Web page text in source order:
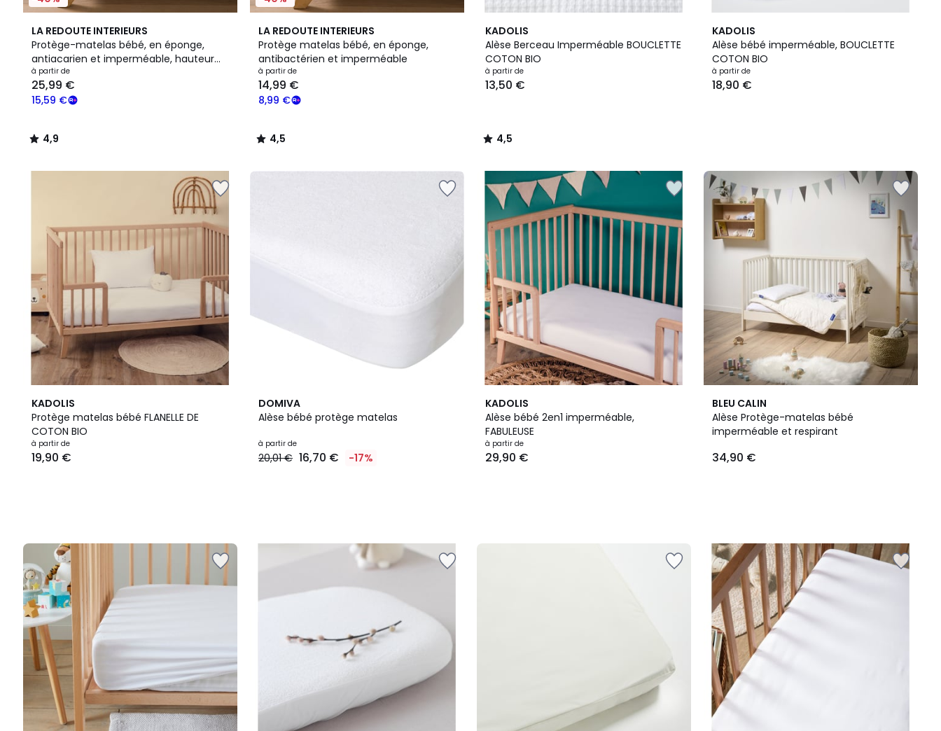
LA REDOUTE INTERIEURS
Protège-matelas bébé, en éponge,
antiacarien et imperméable, hauteur
max 14 cm
Prix
à
partir
€
à
payer
15,59
€.
à partir de
15,59 €
25,99 €
4,9
/ 5
4,9
/
LA REDOUTE INTERIEURS
Protège matelas bébé, en éponge,
antibactérien et imperméable
à partir de
8,99 €
14,99 €
4,5
/ 5
4,5
/
KADOLIS
Alèse Berceau Imperméable BOUCLETTE
COTON BIO
à partir de
13,50 €
4,5
/ 5
4,5
/
KADOLIS
Alèse bébé imperméable, BOUCLETTE
COTON BIO
à partir de
18,90 €
KADOLIS
Protège matelas bébé FLANELLE DE
COTON BIO
à partir de
19,90 €
DOMIVA
Alèse bébé protège matelas
à partir de
20,01 € 16,70 € -17%
KADOLIS
Alèse bébé 2en1 imperméable,
FABULEUSE
à partir de
29,90 €
BLEU CALIN
Alèse Protège-matelas bébé
imperméable et respirant
34,90 €